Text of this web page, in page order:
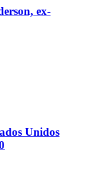
ex-
Unidos